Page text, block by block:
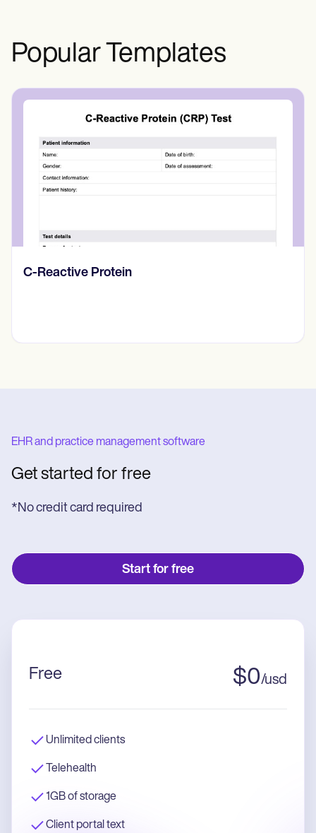
posibles efectos secundarios.
Popular Templates
Diario de pensamientos
EHR and practice management software
Get started for free
*No credit card required
Start for free
Free $0/usd
Unlimited clients
Telehealth
1GB of storage
Client portal text